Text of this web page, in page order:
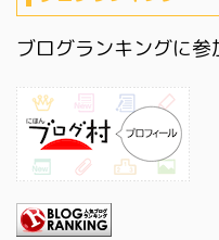
ブログランキングに参